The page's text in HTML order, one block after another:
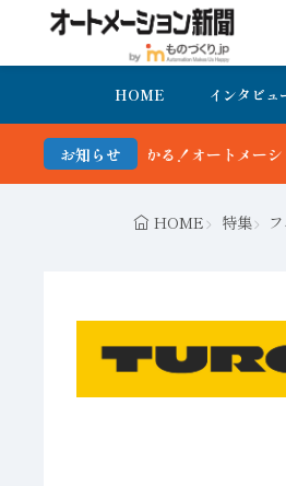
HOME インタビュ
お知らせ
！オートメーション新聞 最新号＆バ
HOME 特集